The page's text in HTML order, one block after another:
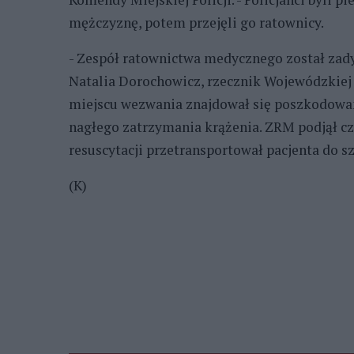
mężczyznę, potem przejęli go ratownicy.
- Zespół ratownictwa medycznego został
Natalia Dorochowicz, rzecznik
miejscu wezwania znajdował się
nagłego zatrzymania krążenia. ZRM podjął
resuscytacji przetransportował pacjenta do
(K)